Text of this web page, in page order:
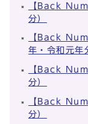
【Back
分）
【Back
年・令和元年
【Back
分）
【Back
分）